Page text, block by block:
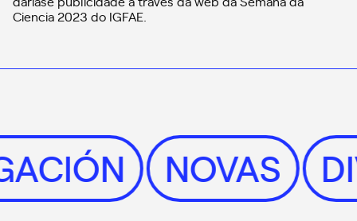
Ciencia 2023 do IGFAE.
NOVAS